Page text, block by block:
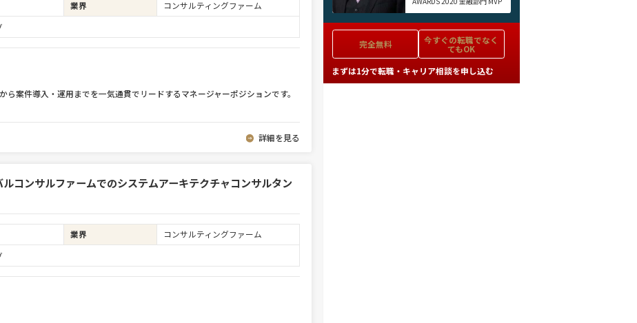
業界
コンサルティングファーム
ら案件導入・運用までを一気通貫でリードするマネージャーポジションです。
詳細を見る
コンサルファームでのシステムアーキテクチャコンサルタン
業界
コンサルティングファーム
完全無料 今すぐの転職でなく
てもOK
まずは1分で転職・キャリア相談を申し込む